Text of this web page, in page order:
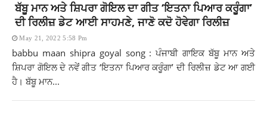
ਬੱਬੂ ਮਾਨ ਅਤੇ ਸ਼ਿਪਰਾ ਗੋਇਲ ਦਾ ਗੀਤ ‘ਇਤਨਾ ਪਿਆਰ ਕਰੂੰਗਾ’
ਦੀ ਰਿਲੀਜ਼ ਡੇਟ ਆਈ ਸਾਹਮਣੇ, ਜਾਣੋ ਕਦੋ ਹੋਵੇਗਾ ਰਿਲੀਜ਼
May 21, 2022 5:58 Pm
babbu maan shipra goyal song : ਪੰਜਾਬੀ ਗਾਇਕ ਬੱਬੂ ਮਾਨ ਅਤੇ
ਸ਼ਿਪਰਾ ਗੋਇਲ ਦੇ ਨਵੇਂ ਗੀਤ ‘ਇਤਨਾ ਪਿਆਰ ਕਰੂੰਗਾ’ ਦੀ ਰਿਲੀਜ਼ ਡੇਟ ਆ ਗਈ
ਹੈ। ਬੱਬੂ ਮਾਨ...